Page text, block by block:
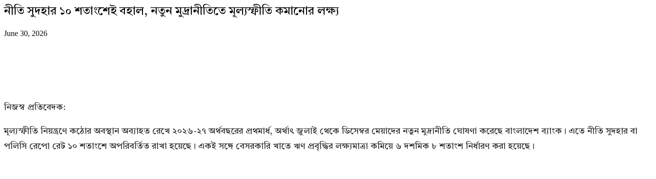
নীতি সুদহার ১০ শতাংশেই বহাল, নতুন মুদ্রানীতিতে মূল্যস্ফীতি কমানোর লক্ষ্য
June 30, 2026
নিজস্ব প্রতিবেদক:
মূল্যস্ফীতি নিয়ন্ত্রণে কঠোর অবস্থান অব্যাহত রেখে ২০২৬-২৭ অর্থবছরের প্রথমার্ধ, অর্থাৎ জুলাই থেকে ডিসেম্বর মেয়াদের নতুন মুদ্রানীতি ঘোষণা করেছে বাংলাদেশ ব্যাংক। এতে নীতি সুদহার বা
পলিসি রেপো রেট ১০ শতাংশে অপরিবর্তিত রাখা হয়েছে। একই সঙ্গে বেসরকারি খাতে ঋণ প্রবৃদ্ধির লক্ষ্যমাত্রা কমিয়ে ৬ দশমিক ৮ শতাংশ নির্ধারণ করা হয়েছে।